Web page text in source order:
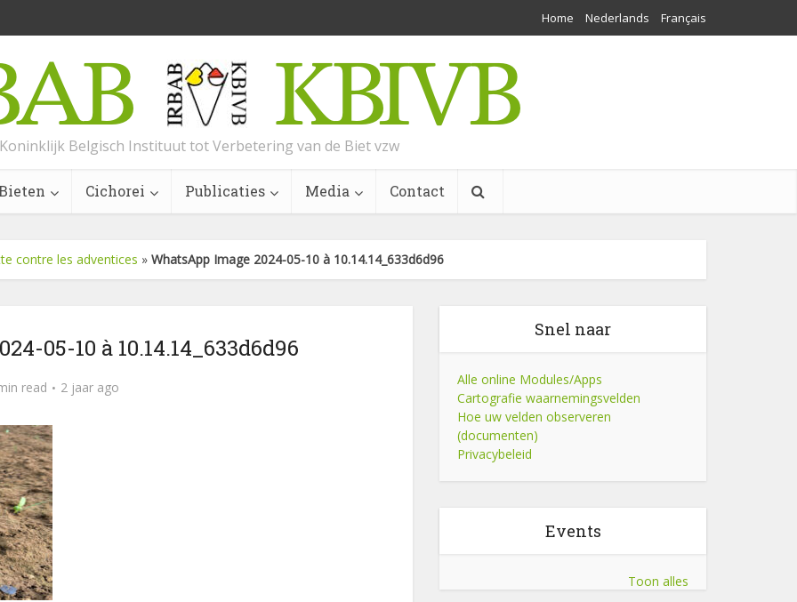
Home Nederlands Français
Koninklijk Belgisch Instituut tot Verbetering van de Biet vzw
Cichorei Publicaties Media Contact
contre les adventices » WhatsApp Image 2024-05-10 à 10.14.14_633d6d96
05-10 à 10.14.14_633d6d96
read 2 jaar ago
Snel naar
Alle online Modules/Apps
Cartografie waarnemingsvelden
Hoe uw velden observeren
(documenten)
Privacybeleid
Events
Toon alles